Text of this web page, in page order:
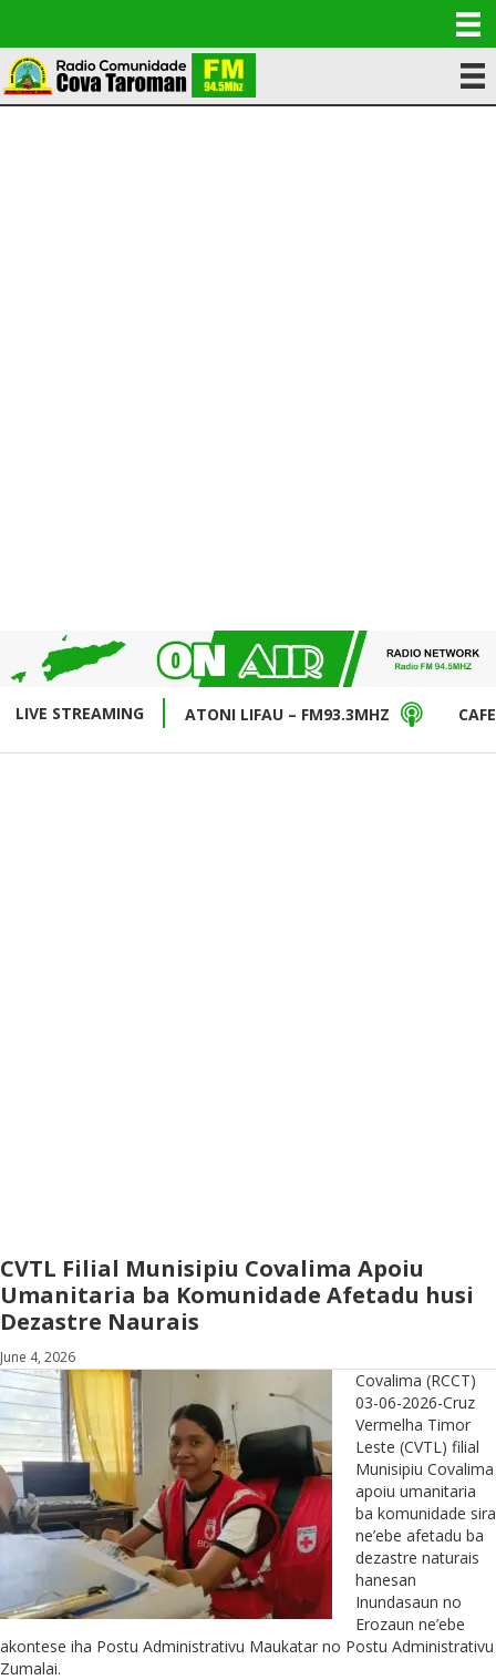
LIVE STREAMING ATONI LIFAU – FM93.3MHZ
CVTL Filial Munisipiu Covalima Apoiu
Umanitaria ba Komunidade Afetadu husi
Dezastre Naurais
June 4, 2026
Covalima (RCCT)
03-06-2026-Cruz
Vermelha Timor
Leste (CVTL) filial
Munisipiu Covalima
apoiu umanitaria
ba komunidade sira
ne’ebe afetadu ba
dezastre naturais
hanesan
Inundasaun no
Erozaun ne’ebe
akontese iha Postu Administrativu Maukatar no Postu Administrativu
Zumalai.